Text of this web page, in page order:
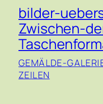
bilder-
Zwischen-
GEMÄLDE-
ZEILEN